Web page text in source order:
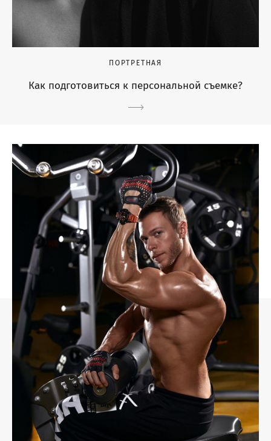
ПОРТРЕТНАЯ
Как подготовиться к персональной съемке?